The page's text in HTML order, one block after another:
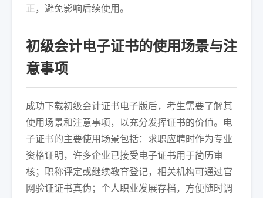
正，避免影响后续使用。
初级会计电子证书的使用场景与注
意事项
成功下载初级会计证书电子版后，考生需要了解其
使用场景和注意事项，以充分发挥证书的价值。电
子证书的主要使用场景包括：求职应聘时作为专业
资格证明，许多企业已接受电子证书用于简历审
核；职称评定或继续教育登记，相关机构可通过官
网验证证书真伪；个人职业发展存档，方便随时调